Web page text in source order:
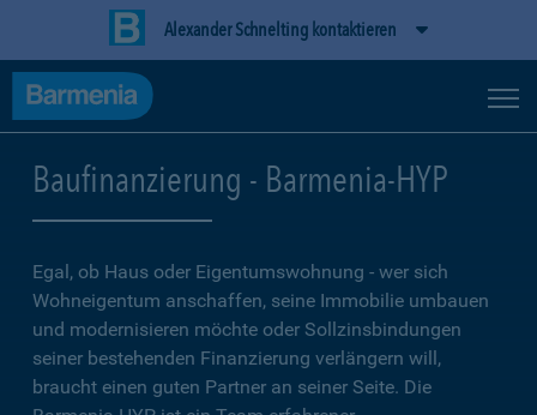
Alexander Schnelting kontaktieren
Baufinanzierung - Barmenia-HYP
Egal, ob Haus oder Eigentumswohnung - wer sich
Wohneigentum anschaffen, seine Immobilie umbauen
und modernisieren möchte oder Sollzinsbindungen
seiner bestehenden Finanzierung verlängern will,
braucht einen guten Partner an seiner Seite. Die